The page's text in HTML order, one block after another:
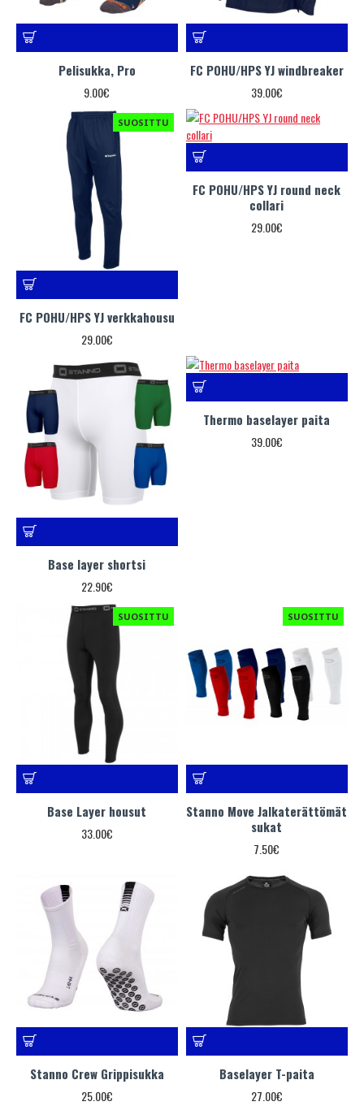
Pelisukka, Pro
9.00€
FC POHU/HPS YJ windbreaker
39.00€
SUOSITTU
FC POHU/HPS YJ verkkahousu
29.00€
FC POHU/HPS YJ round neck
collari
29.00€
Base layer shortsi
22.90€
Thermo baselayer paita
39.00€
SUOSITTU
Base Layer housut
33.00€
SUOSITTU
Stanno Move Jalkaterättömät
sukat
7.50€
Stanno Crew Grippisukka
25.00€
Baselayer T-paita
27.00€